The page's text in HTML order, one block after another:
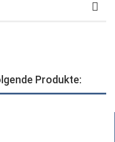
Produkte: